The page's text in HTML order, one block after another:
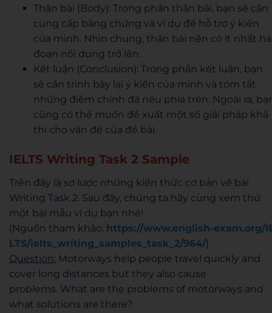
Thân bài (Body): Trong phần thân bài, bạn sẽ cần
cung cấp bằng chứng và ví dụ để hỗ trợ ý kiến
của mình. Nhìn chung, thân bài nên có ít nhất
đoạn nội dung trở lên.
Kết luận (Conclusion): Trong phần kết luận, bạn
sẽ cần trình bày lại ý kiến của mình và tóm tắt
những điểm chính đã nêu phía trên. Ngoài ra,
cũng có thể muốn đề xuất một số giải pháp khả
thi cho vấn đề của đề bài.
IELTS Writing Task 2 Sample
Trên đây là sơ lược những kiến thức cơ bản về bài
Writing Task 2. Sau đây, chúng ta hãy cùng xem thử
một bài mẫu ví dụ bạn nhé!
(Nguồn tham khảo: https://www.english-exam.org/
LTS/ielts_writing_samples_task_2/964/)
Question: Motorways help people travel quickly and
cover long distances but they also cause
problems. What are the problems of motorways and
what solutions are there?